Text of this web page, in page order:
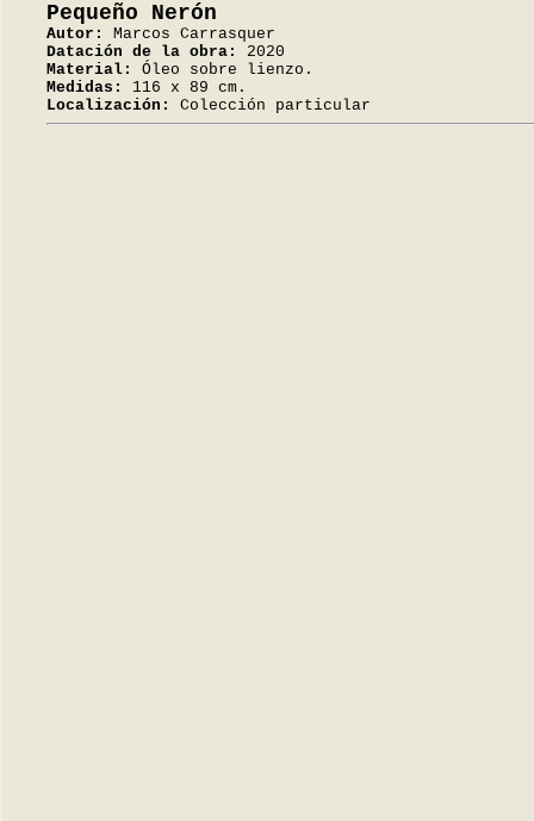
Pequeño Nerón
Autor:
Marcos Carrasquer
Datación de la obra:
2020
Material:
Óleo sobre lienzo.
Medidas:
116 x 89 cm.
Localización:
Colección particular